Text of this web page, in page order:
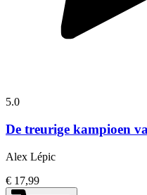
5.0
De treurige kampioen
Alex Lépic
€ 17,99